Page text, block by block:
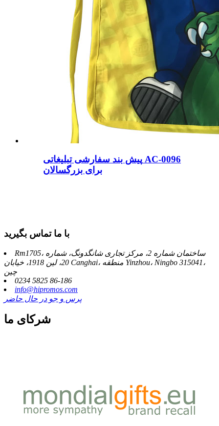
پیش بند سفارشی تبلیغاتی AC-0096
برای بزرگسالان
با ما تماس بگیرید
Rm1705، ساختمان شماره 2، مرکز تجاری شانگدونگ، شماره
20، لین 1918، خیابان Canghai، منطقه Yinzhou، Ningbo 315041،
چین
0234 5825 86-186
info@hipromos.com
پرس و جو در حال حاضر
شرکای ما